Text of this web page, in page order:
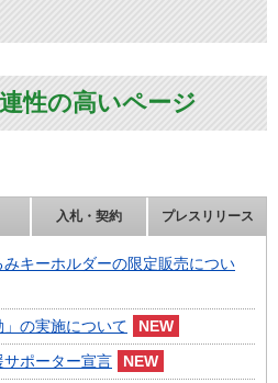
性の高いページ
入札・契約 プレスリリース
キーホルダーの限定販売につい
の実施について
ポーター宣言